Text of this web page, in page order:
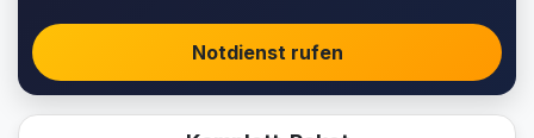
Notdienst rufen